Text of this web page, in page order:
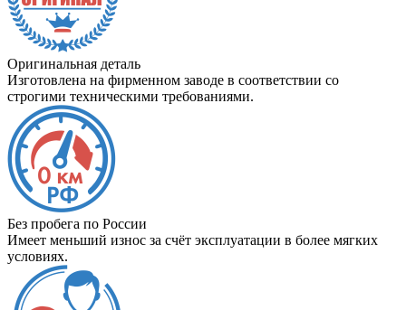
Оригинальная деталь
Изготовлена на фирменном заводе в соответствии со
строгими техническими требованиями.
Без пробега по России
Имеет меньший износ за счёт эксплуатации в более мягких
условиях.